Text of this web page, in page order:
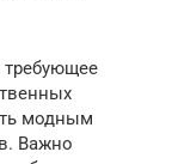
требующее
модным
Важно